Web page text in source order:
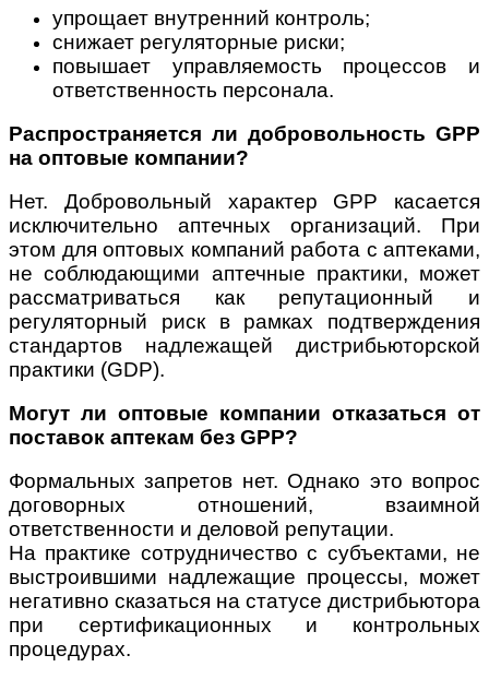
упрощает внутренний контроль;
снижает регуляторные риски;
повышает управляемость процессов и
ответственность персонала.
Распространяется ли добровольность GPP
на оптовые компании?
Нет. Добровольный характер GPP касается
исключительно аптечных организаций. При
этом для оптовых компаний работа с аптеками,
не соблюдающими аптечные практики, может
рассматриваться как репутационный и
регуляторный риск в рамках подтверждения
стандартов надлежащей дистрибьюторской
практики (GDP).
Могут ли оптовые компании отказаться от
поставок аптекам без GPP?
Формальных запретов нет. Однако это вопрос
договорных отношений, взаимной
ответственности и деловой репутации.
На практике сотрудничество с субъектами, не
выстроившими надлежащие процессы, может
негативно сказаться на статусе дистрибьютора
при сертификационных и контрольных
процедурах.